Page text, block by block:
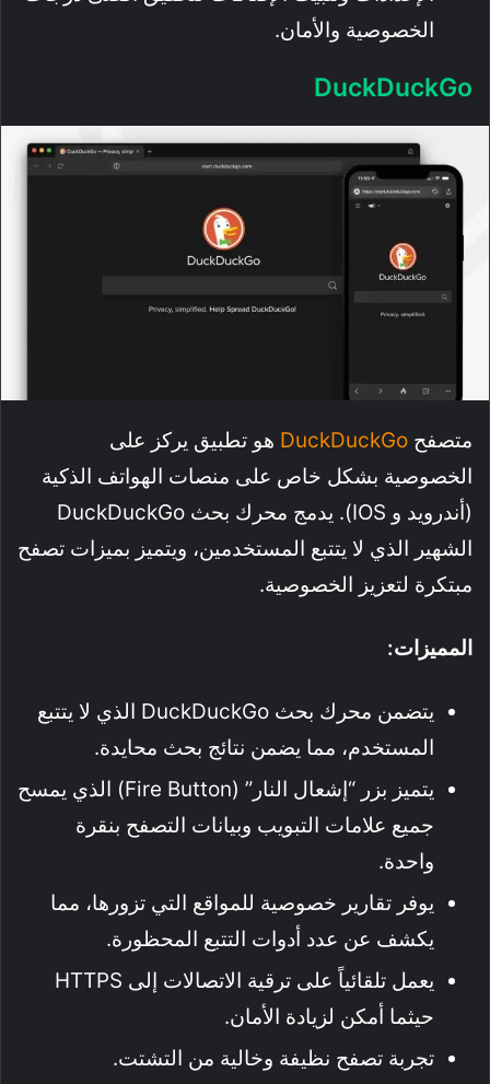
الخصوصية والأمان.
DuckDuckGo
متصفح DuckDuckGo هو تطبيق يركز على
الخصوصية بشكل خاص على منصات الهواتف الذكية
(أندرويد و IOS). يدمج محرك بحث DuckDuckGo
الشهير الذي لا يتتبع المستخدمين، ويتميز بميزات تصفح
مبتكرة لتعزيز الخصوصية.
المميزات:
يتضمن محرك بحث DuckDuckGo الذي لا يتتبع
المستخدم، مما يضمن نتائج بحث محايدة.
يتميز بزر “إشعال النار” (Fire Button) الذي يمسح
جميع علامات التبويب وبيانات التصفح بنقرة
واحدة.
يوفر تقارير خصوصية للمواقع التي تزورها، مما
يكشف عن عدد أدوات التتبع المحظورة.
يعمل تلقائياً على ترقية الاتصالات إلى HTTPS
حيثما أمكن لزيادة الأمان.
تجربة تصفح نظيفة وخالية من التشتت.